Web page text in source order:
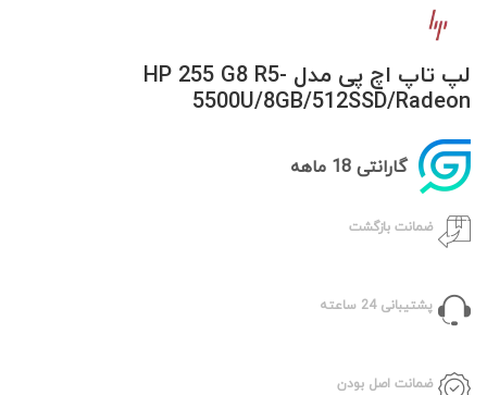
لپ تاپ اچ پی مدل HP 255 G8 R5-
5500U/8GB/512SSD/Radeon
گارانتی 18 ماهه
ضمانت بازگشت
پشتیبانی 24 ساعته
ضمانت اصل بودن